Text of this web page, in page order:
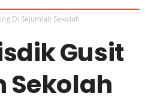
Di Sejumlah Sekolah
Gusit
Sekolah